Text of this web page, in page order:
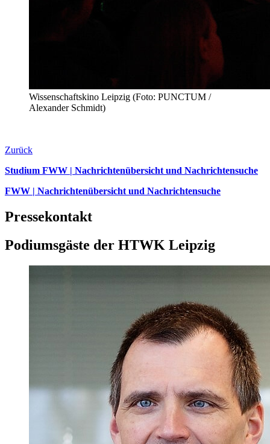
Wissenschaftskino Leipzig (Foto: PUNCTUM /
Alexander Schmidt)
Zurück
Studium FWW | Nachrichtenübersicht und Nachrichtensuche
FWW | Nachrichtenübersicht und Nachrichtensuche
Pressekontakt
Podiumsgäste der HTWK Leipzig